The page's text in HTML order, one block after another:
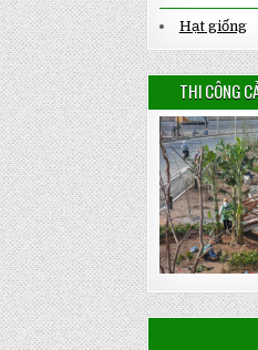
Hạt giống
THI CÔNG